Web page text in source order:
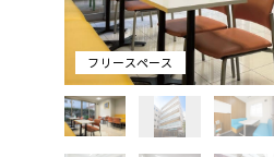
空を見上げながら気分転換すること
フリースペース